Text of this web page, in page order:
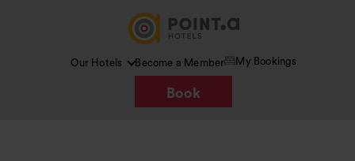
Our Hotels Become a Member My Bookings
Book